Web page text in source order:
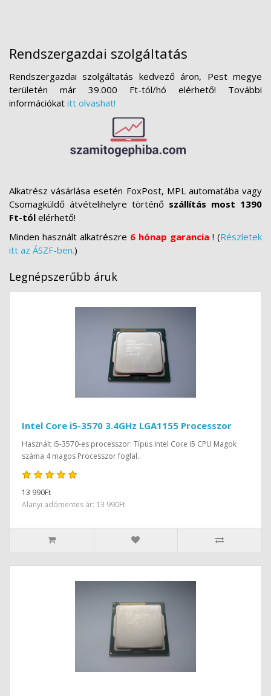
Rendszergazdai szolgáltatás
Rendszergazdai szolgáltatás kedvező áron, Pest megye
területén már 39.000 Ft-tól/hó elérhető! További
információkat itt olvashat!
Alkatrész vásárlása esetén FoxPost, MPL automatába vagy
Csomagküldő átvételihelyre történő szállítás most 1390
Ft-tól elérhető!
Minden használt alkatrészre 6 hónap garancia ! (Részletek
itt az ÁSZF-ben.)
Legnépszerűbb áruk
Intel Core i5-3570 3.4GHz LGA1155 Processzor
Használt i5-3570-es processzor: Típus Intel Core i5 CPU Magok
száma 4 magos Processzor foglal..
13 990Ft
Alanyi adómentes ár: 13 990Ft